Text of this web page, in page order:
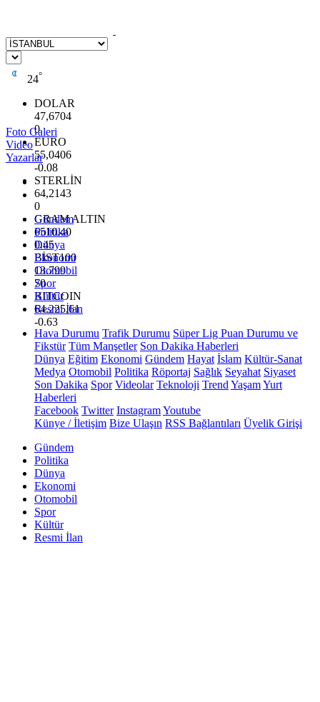
24°
DOLAR
47,6704
0
EURO
55,0406
-0.08
STERLİN
64,2143
0
GRAM ALTIN
6510.40
0.45
BİST100
13.799
70
BITCOIN
64.225,61
-0.63
Foto Galeri
Video
Yazarlar
Gündem
Politika
Dünya
Ekonomi
Otomobil
Spor
Kültür
Resmi İlan
Hava Durumu Trafik Durumu Süper Lig Puan Durumu ve
Fikstür Tüm Manşetler Son Dakika Haberleri
Dünya Eğitim Ekonomi Gündem Hayat İslam Kültür-Sanat
Medya Otomobil Politika Röportaj Sağlık Seyahat Siyaset
Son Dakika Spor Videolar Teknoloji Trend YaşamYurt
Haberleri
Facebook Twitter InstagramYoutube
Künye / İletişim Bize Ulaşın RSS Bağlantıları Üyelik Girişi
Gündem
Politika
Dünya
Ekonomi
Otomobil
Spor
Kültür
Resmi İlan